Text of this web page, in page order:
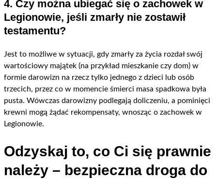
4. Czy można ubiegać się o zachowek w
Legionowie, jeśli zmarły nie zostawił
testamentu?
Jest to możliwe w sytuacji, gdy zmarły za życia rozdał swój
wartościowy majątek (na przykład mieszkanie czy dom) w
formie darowizn na rzecz tylko jednego z dzieci lub osób
trzecich, przez co w momencie śmierci masa spadkowa była
pusta. Wówczas darowizny podlegają doliczeniu, a pominięci
krewni mogą żądać rekompensaty, wnosząc o zachowek w
Legionowie.
Odzyskaj to, co Ci się prawnie
należy – bezpieczna droga do